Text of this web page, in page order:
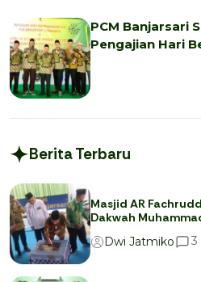
PCM Banjarsari
Pengajian Hari
Berita Terbaru
Masjid AR
Dakwah
Dwi Jatmiko
3